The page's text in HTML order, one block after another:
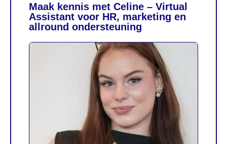
Maak kennis met Celine – Virtual
Assistant voor HR, marketing en
allround ondersteuning